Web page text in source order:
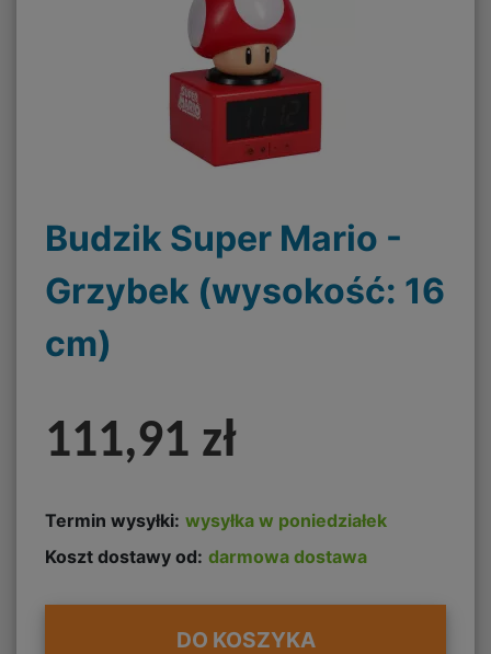
Budzik Super Mario -
Grzybek (wysokość: 16
cm)
111,91 zł
Termin wysyłki: wysyłka w poniedziałek
Koszt dostawy od: darmowa dostawa
DO KOSZYKA